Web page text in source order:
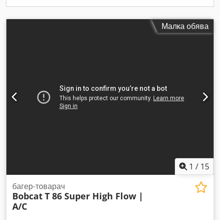
Малка обява
1 / 15
багер-товарач
BobcatT 86 Super High Flow |
A/C